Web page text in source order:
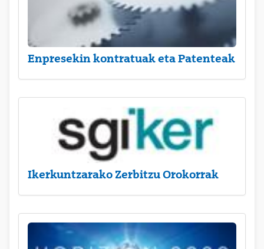
Enpresekin kontratuak eta Patenteak
Ikerkuntzarako Zerbitzu Orokorrak